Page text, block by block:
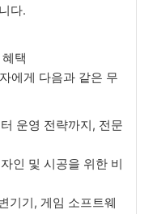
다.
택
에게 다음과 같은 무
운영 전략까지, 전문
인 및 시공을 위한 비
기기, 게임 소프트웨